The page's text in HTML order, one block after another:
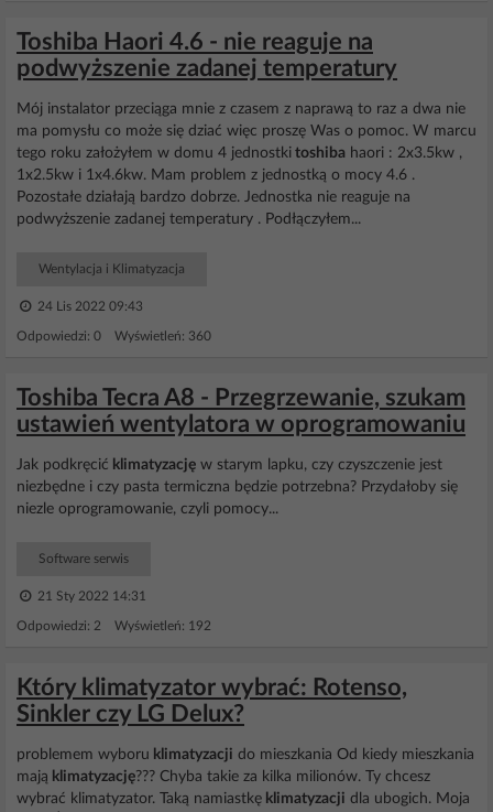
Toshiba Haori 4.6 - nie reaguje na
podwyższenie zadanej temperatury
Mój instalator przeciąga mnie z czasem z naprawą to raz a dwa nie
ma pomysłu co może się dziać więc proszę Was o pomoc. W marcu
tego roku założyłem w domu 4 jednostki toshiba haori : 2x3.5kw ,
1x2.5kw i 1x4.6kw. Mam problem z jednostką o mocy 4.6 .
Pozostałe działają bardzo dobrze. Jednostka nie reaguje na
podwyższenie zadanej temperatury . Podłączyłem...
Wentylacja i Klimatyzacja
24 Lis 2022 09:43
Odpowiedzi: 0 Wyświetleń: 360
Toshiba Tecra A8 - Przegrzewanie, szukam
ustawień wentylatora w oprogramowaniu
Jak podkręcić klimatyzację w starym lapku, czy czyszczenie jest
niezbędne i czy pasta termiczna będzie potrzebna? Przydałoby się
niezle oprogramowanie, czyli pomocy...
Software serwis
21 Sty 2022 14:31
Odpowiedzi: 2 Wyświetleń: 192
Który klimatyzator wybrać: Rotenso,
Sinkler czy LG Delux?
problemem wyboru klimatyzacji do mieszkania Od kiedy mieszkania
mają klimatyzację??? Chyba takie za kilka milionów. Ty chcesz
wybrać klimatyzator. Taką namiastkę klimatyzacji dla ubogich. Moja